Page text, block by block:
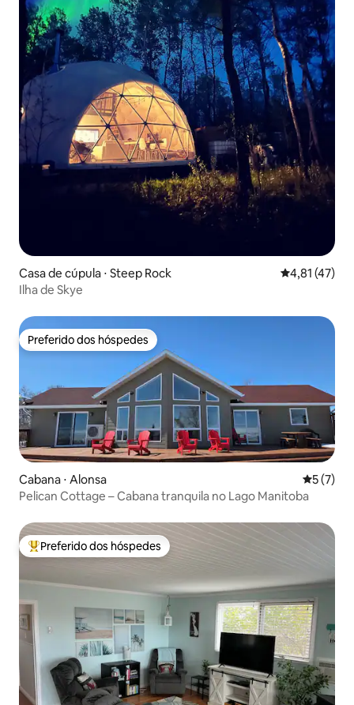
Casa de cúpula ⋅ Steep Rock 4,81 de uma
4,81 (47)
Ilha de Skye
Preferido dos hóspedes
Preferido dos hóspedes
Cabana ⋅ Alonsa 5 de
5 (7)
Pelican Cottage – Cabana tranquila no Lago Manitoba
Entre os melhores preferidos dos hóspedes
Preferido dos hóspedes